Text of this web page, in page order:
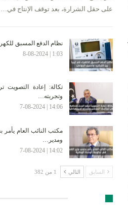
على حقل الشرارة، بعد توقف الإنتاج في…
نظام الدفع المسبق
1:03 | 8-08-2024
تكالة: إعادة
وتجربته…
14:06 | 7-08-2024
مكتب النائب العام
ومدير…
14:02 | 7-08-2024
السابق التالي 1 من 382